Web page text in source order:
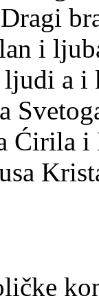
i
ljudi a
Ćirila